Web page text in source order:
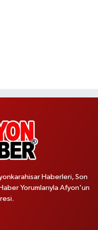
Haberleri, Son
Yorumlarıyla Afyon'un